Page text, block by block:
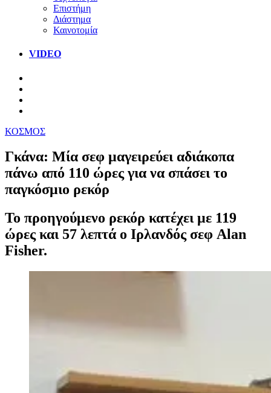
Επιστήμη
Διάστημα
Καινοτομία
VIDEO
ΚΟΣΜΟΣ
Γκάνα: Μία σεφ μαγειρεύει αδιάκοπα
πάνω από 110 ώρες για να σπάσει το
παγκόσμιο ρεκόρ
Το προηγούμενο ρεκόρ κατέχει με 119
ώρες και 57 λεπτά ο Ιρλανδός σεφ Alan
Fisher.